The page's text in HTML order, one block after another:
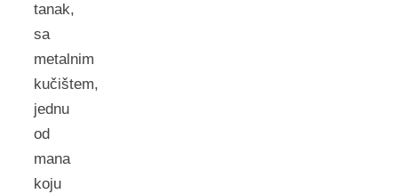
tanak,
sa
metalnim
kučištem,
jednu
od
mana
koju